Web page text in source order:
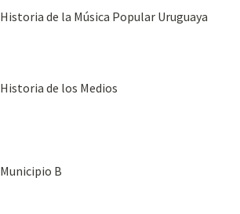
Historia de la Música Popular Uruguaya
Historia de los Medios
Municipio B